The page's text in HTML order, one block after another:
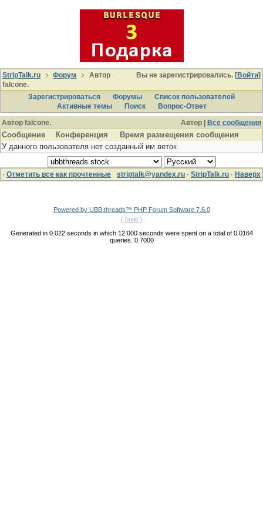
Вы не зарегистрировались. [Войти]
StripTalk.ru Форум
Автор
falcone.
Зарегистрироваться
Форумы
Список пользователей
Активные темы
Поиcк
Вопрос-Ответ
Автор |
Все сообщения
Автор falcone.
Сообщение Конференция
Время размещения сообщения
У данного пользователя нет созданный им веток
· Отметить все как прочтенные striptalk@yandex.ru · StripTalk.ru · Наверх
Powered by UBB.threads™ PHP Forum Software 7.6.0
( build )
Generated in 0.022 seconds in which 12.000 seconds were spent on a total of 0.0164
queries. 0.7000